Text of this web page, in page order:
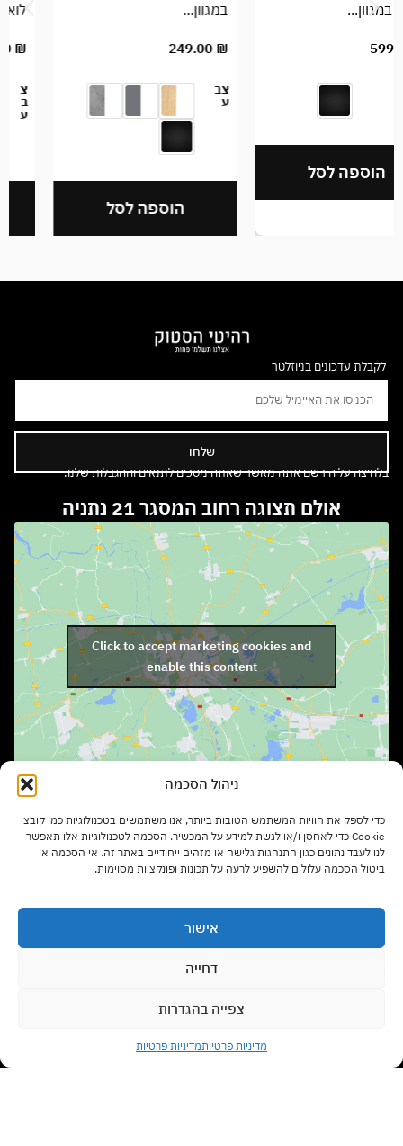
ניהול הסכמה
כדי לספק את חוויות המשתמש הטובות ביותר, אנו משתמשים בטכנולוגיות כמו קובצי
Cookie כדי לאחסן ו/או לגשת למידע על המכשיר. הסכמה לטכנולוגיות אלו תאפשר
לנו לעבד נתונים כגון התנהגות גלישה או מזהים ייחודיים באתר זה. אי הסכמה או
ביטול הסכמה עלולים להשפיע לרעה על תכונות ופונקציות מסוימות.
אישור
דחייה
צפייה בהגדרות
מדיניות פרטיותמדיניות פרטיות
₪
במגוון...
₪
צ
ע
הוספה לסל
לקבלת עדכונים בניוזלטר
שלחו
בלחיצה על הירשם אתה מאשר שאתה מסכים לתנאים וההגבלות שלנו.
אולם תצוגה רחוב המסגר 21 נתניה
Click to accept marketing cookies and
enable this content
ימים א' – ה' בשעות 9:00 – 17:00
יום ו' בשעות 9:00 – 13:00